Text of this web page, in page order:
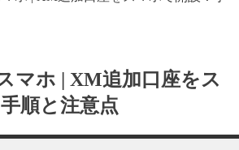
マホ | XM追加口座をス
順と注意点